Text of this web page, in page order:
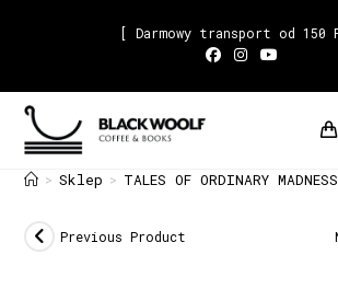
[ Darmowy transport od 150
> Sklep > TALES OF ORDINARY
Previous Product